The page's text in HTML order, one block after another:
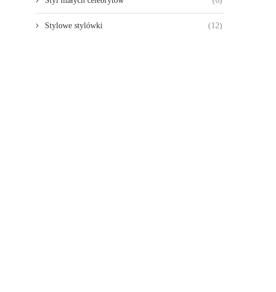
Stylowe stylówki (12)